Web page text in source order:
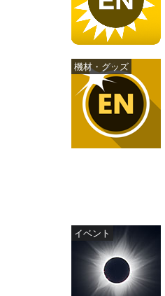
機材・グッズ
イベント